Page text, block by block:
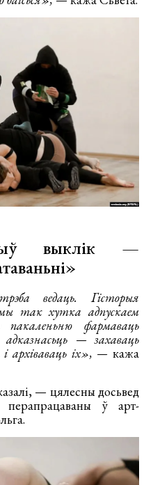
выклік —
ведаць. Гісторыя
мы так хутка адпускаем
фармаваць
— захаваць
і архіваваць іх», — кажа
— цялесны досьвед
перапрацаваны ў арт-